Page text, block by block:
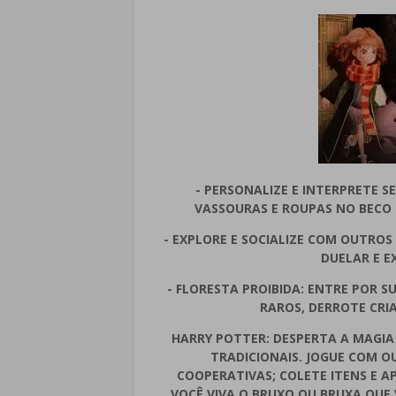
- PERSONALIZE E INTERPRETE
VASSOURAS E ROUPAS NO
- EXPLORE E SOCIALIZE COM
DUELAR E
- FLORESTA PROIBIDA: ENTRE POR
RAROS, DERROTE
HARRY POTTER: DESPERTA A
TRADICIONAIS. JOGUE COM
COOPERATIVAS; COLETE ITENS E